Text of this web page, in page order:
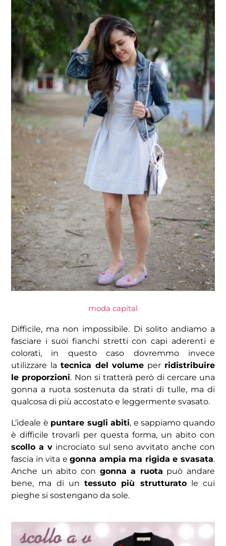
moda capital
Difficile, ma non impossibile. Di solito andiamo a
fasciare i suoi fianchi stretti con capi aderenti e
colorati, in questo caso dovremmo invece
utilizzare la tecnica del volume per ridistribuire
le proporzioni. Non si tratterà però di cercare una
gonna a ruota sostenuta da strati di tulle, ma di
qualcosa di più accostato e leggermente svasato.
L’ideale è puntare sugli abiti, e sappiamo quando
è difficile trovarli per questa forma, un abito con
scollo a v incrociato sul seno avvitato anche con
fascia in vita egonna ampia ma rigida e svasata.
Anche un abito con gonna a ruota può andare
bene, ma di un tessuto più strutturatole cui
pieghe si sostengano da sole.